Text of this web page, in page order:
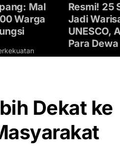
Mal
Warga
Resmi! 25
Jadi
UNESCO,
Para Dewa
Busan, Petta –
UNESCO
REDAKSI
Dekat ke